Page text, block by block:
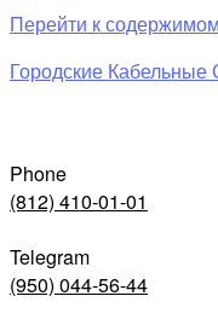
Перейти к
Городские Кабельные
Phone
(812) 410-01-01
Telegram
(950) 044-56-44